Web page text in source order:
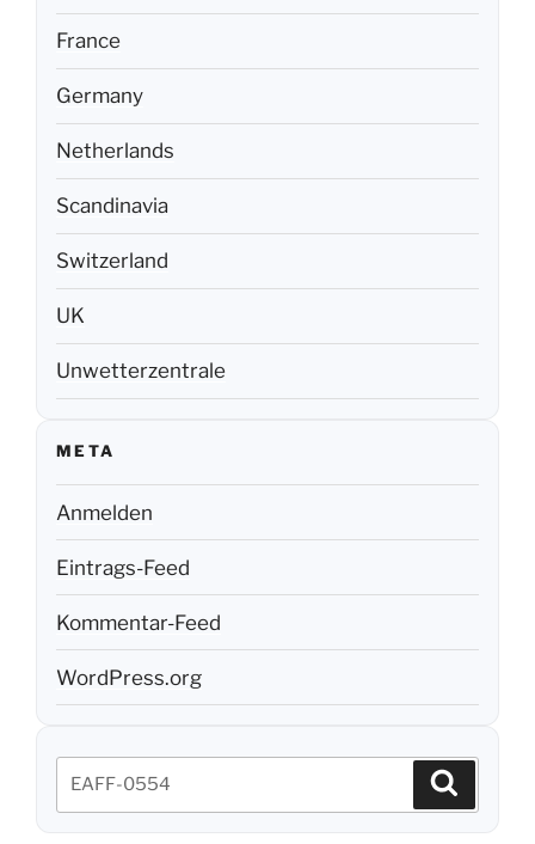
France
Germany
Netherlands
Scandinavia
Switzerland
UK
Unwetterzentrale
META
Anmelden
Eintrags-Feed
Kommentar-Feed
WordPress.org
Suchen
nach: